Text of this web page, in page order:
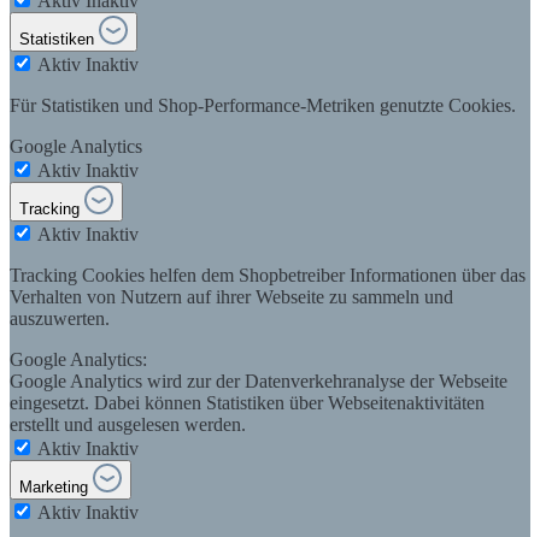
Statistiken
Aktiv Inaktiv
Für Statistiken und Shop-Performance-Metriken genutzte Cookies.
Google Analytics
Aktiv Inaktiv
Tracking
Aktiv Inaktiv
Tracking Cookies helfen dem Shopbetreiber Informationen über das
Verhalten von Nutzern auf ihrer Webseite zu sammeln und
auszuwerten.
Google Analytics:
Google Analytics wird zur der Datenverkehranalyse der Webseite
eingesetzt. Dabei können Statistiken über Webseitenaktivitäten
erstellt und ausgelesen werden.
Aktiv Inaktiv
Marketing
Aktiv Inaktiv